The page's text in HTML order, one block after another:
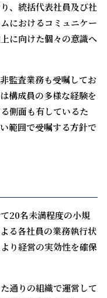
、統括代表社員及び社
におけるコミュニケー
に向けた個々の意識へ
監査業務も受嘱してお
構成員の多様な経験を
側面も有しているた
範囲で受嘱する方針で
20名未満程度の小規
る各社員の業務執行状
り経営の実効性を確保
通りの組織で運営して